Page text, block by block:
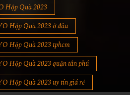
Hộp Quà 2023
Hộp Quà 2023 ở đâu
Hộp Quà 2023 tphcm
Hộp Quà 2023 quận tân phú
Hộp Quà 2023 uy tín giá rẻ